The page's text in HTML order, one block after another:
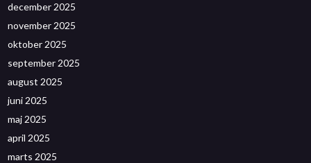
december 2025
november 2025
oktober 2025
september 2025
august 2025
juni 2025
maj 2025
april 2025
marts 2025